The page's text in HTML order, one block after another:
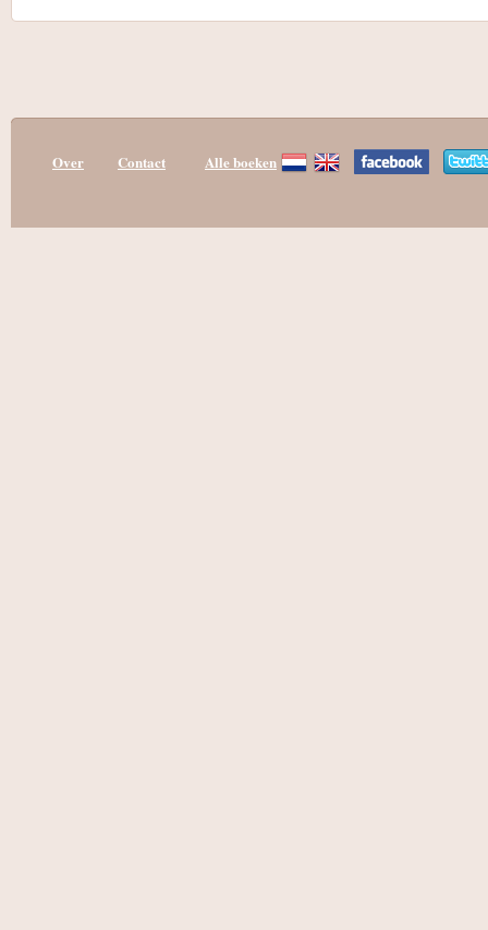
Over Contact Alle boeken